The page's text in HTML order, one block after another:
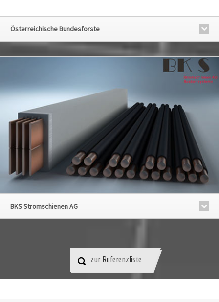
Österreichische Bundesforste
BKS Stromschienen AG
zur Referenzliste